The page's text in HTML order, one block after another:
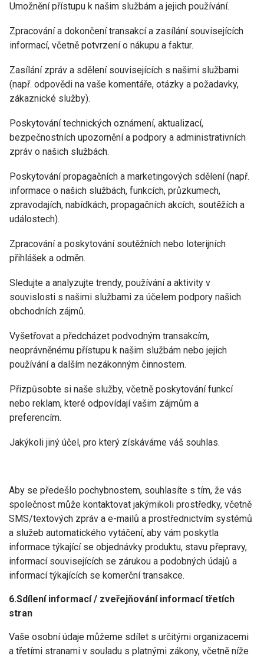
Umožnění přístupu k našim službám a jejich používání.
Zpracování a dokončení transakcí a zasílání souvisejících
informací, včetně potvrzení o nákupu a faktur.
Zasílání zpráv a sdělení souvisejících s našimi službami
(např. odpovědi na vaše komentáře, otázky a požadavky,
zákaznické služby).
Poskytování technických oznámení, aktualizací,
bezpečnostních upozornění a podpory a administrativních
zpráv o našich službách.
Poskytování propagačních a marketingových sdělení (např.
informace o našich službách, funkcích, průzkumech,
zpravodajích, nabídkách, propagačních akcích, soutěžích a
událostech).
Zpracování a poskytování soutěžních nebo loterijních
přihlášek a odměn.
Sledujte a analyzujte trendy, používání a aktivity v
souvislosti s našimi službami za účelem podpory našich
obchodních zájmů.
Vyšetřovat a předcházet podvodným transakcím,
neoprávněnému přístupu k našim službám nebo jejich
používání a dalším nezákonným činnostem.
Přizpůsobte si naše služby, včetně poskytování funkcí
nebo reklam, které odpovídají vašim zájmům a
preferencím.
Jakýkoli jiný účel, pro který získáváme váš souhlas.
Aby se předešlo pochybnostem, souhlasíte s tím, že vás
společnost může kontaktovat jakýmikoli prostředky, včetně
SMS/textových zpráv a e-mailů a prostřednictvím systémů
a služeb automatického vytáčení, aby vám poskytla
informace týkající se objednávky produktu, stavu přepravy,
informací souvisejících se zárukou a podobných údajů a
informací týkajících se komerční transakce.
6.Sdílení informací / zveřejňování informací třetích
stran
Vaše osobní údaje můžeme sdílet s určitými organizacemi
a třetími stranami v souladu s platnými zákony, včetně níže